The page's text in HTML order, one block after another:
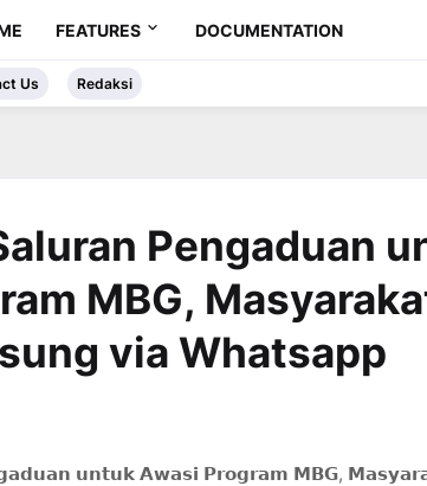
FEATURES DOCUMENTATION
Us Redaksi
Pengaduan
MBG,
via Whatsapp
𝘂𝗻𝘁𝘂𝗸 𝗔𝘄𝗮𝘀𝗶 𝗣𝗿𝗼𝗴𝗿𝗮𝗺 𝗠𝗕𝗚,